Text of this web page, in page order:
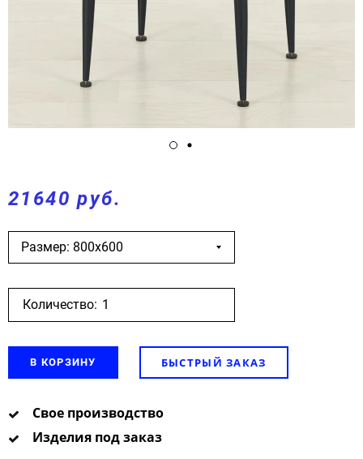
21640 руб.
Размер: 800х600
Количество:
В КОРЗИНУ БЫСТРЫЙ ЗАКАЗ
Свое производство
Изделия под заказ